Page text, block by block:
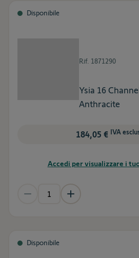
Disponibile
Rif. 1871290
Ysia 16
Anthracite
184,05 € IVA
Accedi per visualizzare i
Disponibile